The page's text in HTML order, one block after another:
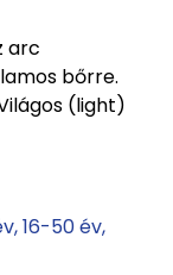
arc
bőrre.
(light)
16-50 év